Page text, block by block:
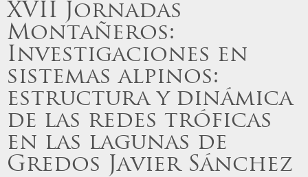
XVII Jornadas
Montañeros:
Investigaciones en
sistemas alpinos:
estructura y dinámica
de las redes tróficas
en las lagunas de
Gredos Javier Sánchez